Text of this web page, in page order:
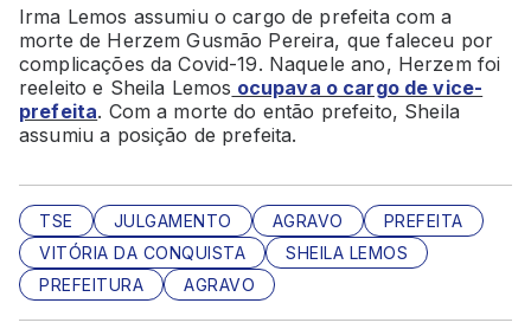
Irma Lemos assumiu o cargo de prefeita com a
morte de Herzem Gusmão Pereira, que faleceu por
complicações da Covid-19. Naquele ano, Herzem foi
reeleito e Sheila Lemos ocupava o cargo de vice-
prefeita. Com a morte do então prefeito, Sheila
assumiu a posição de prefeita.
TSE JULGAMENTO AGRAVO
PREFEITA
VITÓRIA DA CONQUISTA
SHEILA LEMOS
PREFEITURA
AGRAVO